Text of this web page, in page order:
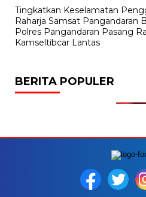
Tingkatkan Keselamatan
Raharja Samsat Pangandaran
Polres Pangandaran Pasang
Kamseltibcar Lantas
BERITA POPULER